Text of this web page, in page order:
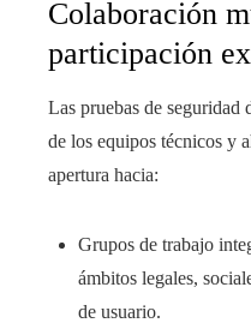
Colaboración
participación
Las pruebas de seguridad
de los equipos técnicos y
apertura hacia:
Grupos de trabajo
ámbitos legales,
de usuario.